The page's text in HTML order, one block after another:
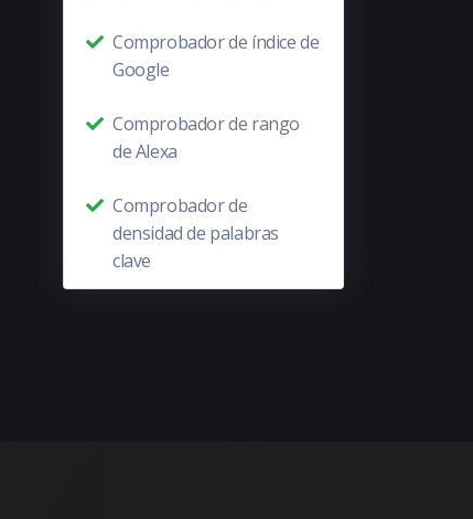
Comprobador de índice de
Google
Comprobador de rango
de Alexa
Comprobador de
densidad de palabras
clave